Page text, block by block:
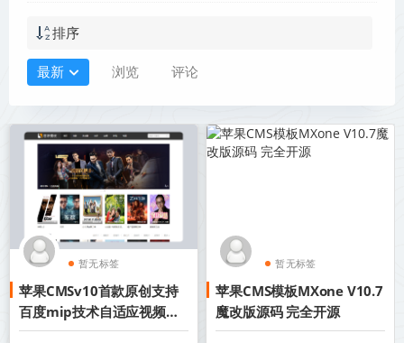
排序
最新 浏览 评论
暂无标签
苹果CMSv10首款原创支持
百度mip技术自适应视频模
板
暂无标签
苹果CMS模板MXone V10.7
魔改版源码 完全开源